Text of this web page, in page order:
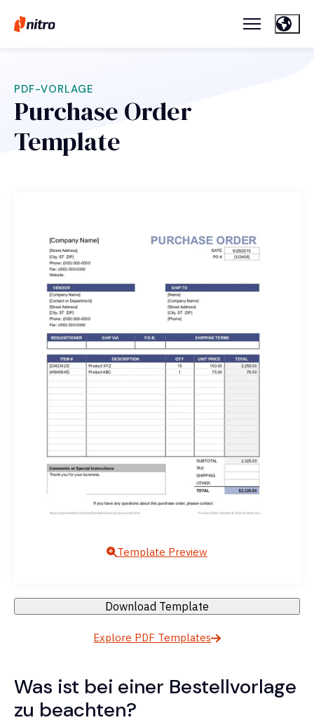
PDF-VORLAGE
Purchase Order
Template
Template Preview
Download Template
Explore PDF Templates
Was ist bei einer Bestellvorlage
zu beachten?